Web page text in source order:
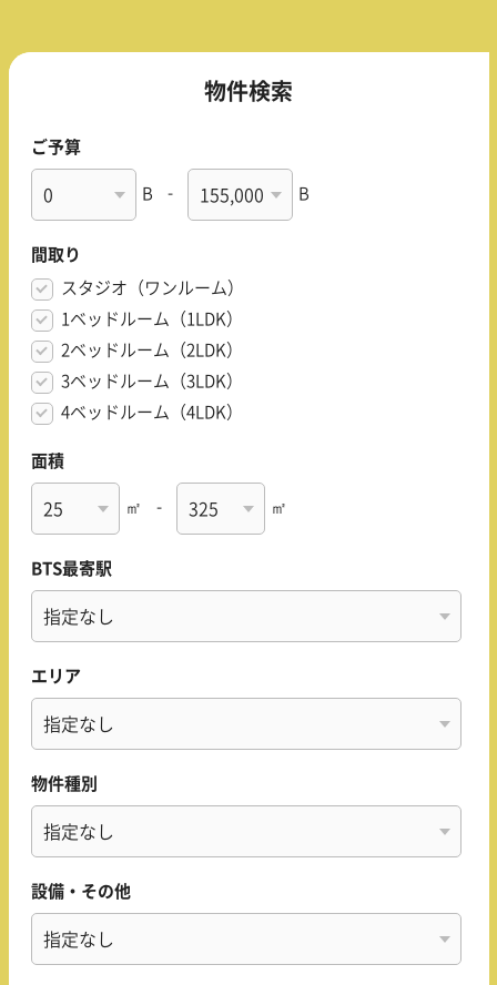
物件検索
ご予算
B - B
間取り
スタジオ（ワンルーム）
1ベッドルーム（1LDK）
2ベッドルーム（2LDK）
3ベッドルーム（3LDK）
4ベッドルーム（4LDK）
面積
㎡ - ㎡
BTS最寄駅
エリア
物件種別
設備・その他